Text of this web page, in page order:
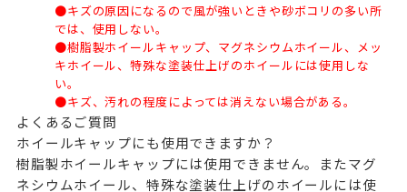
●キズの原因になるので風が強いときや砂ボコリの多い所
では、使用しない。
●樹脂製ホイールキャップ、マグネシウムホイール、メッ
キホイール、特殊な塗装仕上げのホイールには使用しな
い。
●キズ、汚れの程度によっては消えない場合がある。
よくあるご質問
ホイールキャップにも使用できますか？
樹脂製ホイールキャップには使用できません。またマグ
ネシウムホイール、特殊な塗装仕上げのホイールには使